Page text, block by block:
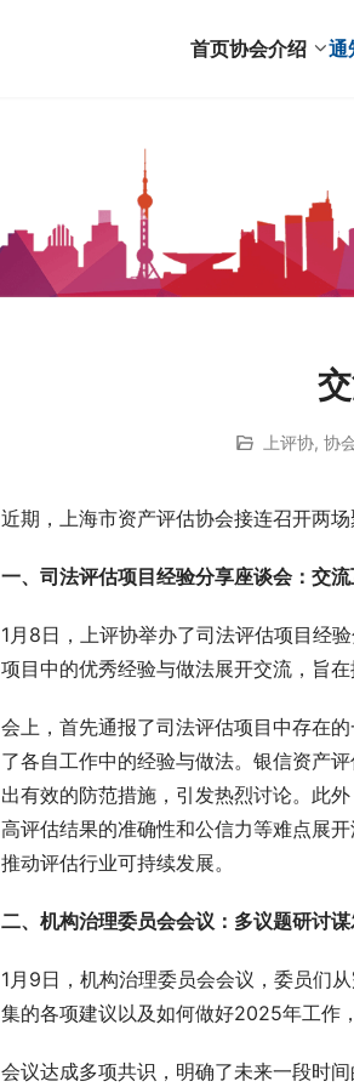
首页协会介绍 通
上评协, 协
近期，上海市资产评估协会接连召开两
一、司法评估项目经验分享座谈会：交
1月8日，上评协举办了司法评估项目经
项目中的优秀经验与做法展开交流，旨
会上，首先通报了司法评估项目中存在
了各自工作中的经验与做法。银信资产
出有效的防范措施，引发热烈讨论。此
高评估结果的准确性和公信力等难点展
推动评估行业可持续发展。
二、机构治理委员会会议：多议题研讨
1月9日，机构治理委员会会议，委员们
集的各项建议以及如何做好2025年工作
会议达成多项共识，明确了未来一段时